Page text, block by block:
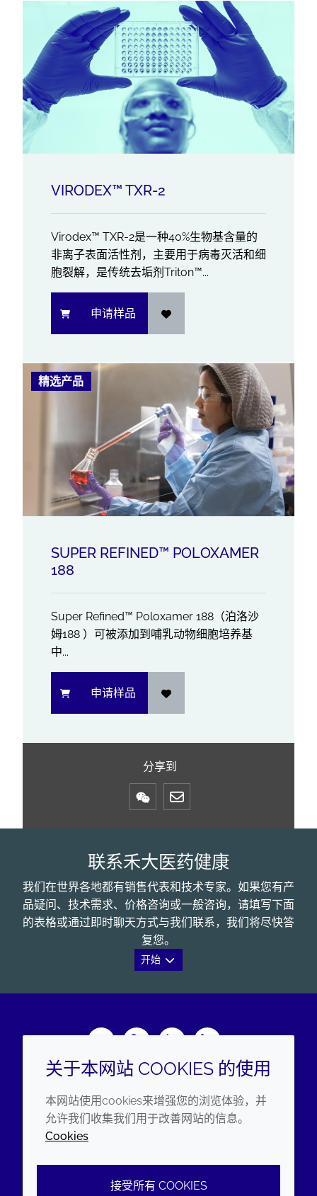
VIRODEX™ TXR-2
Virodex™ TXR-2是一种40%生物基含量的
非离子表面活性剂，主要用于病毒灭活和细
胞裂解，是传统去垢剂Triton™...
申请样品
精选产品
SUPER REFINED™ POLOXAMER
188
Super Refined™ Poloxamer 188（泊洛沙
姆188 ）可被添加到哺乳动物细胞培养基
中...
申请样品
分享到
Mail
联系禾大医药健康
我们在世界各地都有销售代表和技术专家。如果您有产
品疑问、技术需求、价格咨询或一般咨询，请填写下面
的表格或通过即时聊天方式与我们联系，我们将尽快答
复您。
开始
企业
年度报告
可持续发展报告
禾大集团
法律信息
条款和条件
可访问性声明
Cookie政策
关于本网站 COOKIES 的使用
本网站使用cookies来增强您的浏览体验，并
允许我们收集我们用于改善网站的信息。
Cookies
接受所有 COOKIES